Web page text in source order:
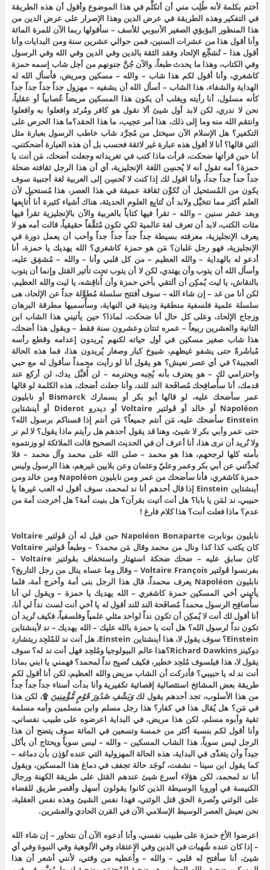
أختم بكلمة لأنه طُلِب مني أن أتكلَّم في هذا الموضوع وأقول أن هذه الطريقة
في التفكير وهذه الطريقة في عرض الدين وهذا الإصرار على عرض الدين من
هذا المنظور البؤبؤي الصغير الأنبوبي للأسف – سأقولها ربما الآن للمرة المائة
وأنا أقول هذا من عشرات السنين، فمن حوالي عشرين سنة ومن البدايات وأنا
أقول هذا – تُشجِّع الإلحاد وفقد الثقة بالدين وفي الدين وفي الله وفي الرسول
وفي الكتاب، وهذا ما يحدث طبعاً، والآن جُنَّ جنونهم من أجل شاب إسمه حمزة
كاشغري، وأنا أقول لكم هذا شاب – والله – مسكين ومريض، فأسأل الله له
الهداية والشفاء، هذا الشاب – أسأل الله أن يشفيه – مهزول جداً جداً جداً جداً
كأنه مسلول، أنا رأيته ويغلب أن يكون هذا المسكين مريضاً عُصابياً أو عقلياً،
نحن لا ندري، لكن لابد أول شيئ ألا نقول هو كافر ومُرتَد وافعلوا به وافعلوا
وانتقم الله منه وما إلى ذلك، هذا أمر عجيب، ما هذا الحقد؟ما هذا الحرص على
التكفير؟ هل الإسلام الآن سيختل من مُجرَّد شاب خاطب الرسول بعبارة مثل
التي قالها؟ أنا لا أقول هذه عبارة غير لائقة فحسب بل أن هذه العبارة أضحكتني،
أنا حين قرأتها ضحكت، قرأت ماذا كتب في تغريداته وجعلت أضحك، مَن أنت يا
حمزة؟ أمه تقول أنه لا يُحسِن اللغة الإنجليزية، أي أن هذا الرجل ثقافته ضحلة
جداً جداً جداً جداً، وأنا اقول لك إذا كنت لا تُحسِن إلى العربية لغة أجنبية سوف
يكون من المُستحيل أن تُكوِّن ثقافة عميقة في هذا العصر، هذا مُستحيل لأن
العلم أكثر مما تتخيَّل ولابد أن تُتابِع العلوم الحديثة، هناك أشياء كثيرة أنا أُتابِعها
وبعد عشر سنين – والله – تقرأ فيها كتاباً بالعربية والآن بالإنجليزية تقرأ فيها
مئات الكتب، لابد أن تعرف لغة عالمية لكي تكون مُثقَّفاً حقيقياً، قالت أمه هو لا
يعرف الإنجليزية، معرفته بسيطة جداً جداً جداً جداً وأحب أن يعمل دورة في
الإنجليزية، فهو رجل غلبان؟ مَن هو حمزة كاشغري؟ الله يهديك يا حمزة، أنا
أدعو له بالهداية – والله العظيم – من كل قلبي وأنا – والله – مُشفِق عليه،
وأسأل الله أن يتوب وأن يهتدي، لكن لا أن يتوب تحت تأثير القتل وإنما أن يتوب
بالنقاش، يا ليت يُمكِن أن ألتقي بأخي حمزة وأن أُناقِشه، يا ليت والله العظيم،
لكن أنا من غد – إن شاء الله – سوف أفتتح سلسلة مُطوَّلة جداً عن الإلحاد، هى
سلسلة علمية فلسفية منطقية ودينية في النهاية، وسأُسميها مطرقة البرهان
وزجاج الإلحاد، وعلى كل حال أنا ضحكت، لماذا؟ حين يأتيني هذا الشاب ابن
الثانية والعشرين ربيعاً – عمره ثنتان وعشرون سنة فقط – ويقول هذا أضحك،
هذا شاب صغير مسكين في أول حياته لكنهم يُريدون إعدامه وقطع رأسه
مُباشَرةً حتى يشفو غيظهم، شيوخ كبار وصغار يُريدون هذا، فما هذه الحالة
العجيبة؟ في أي عصر نعيش؟ هو يقول أنا لو رأيت محمداً سأقول له مع حبي
واحترامي لك – هو يعترف بأنه يُحِبه ويحترمه – لن أُقبِّل يدك، لن أركع عند
قدمك، أنا سأُصافِحك مُصافَحة الند للند، وأنا جعلت أضحك، هذه الكلمة لو قالها
عمر سأضحك عليه، لو قالها أبو بكر أو بسمارك Bismarck أو نابليون
Napoléon أو خالد أو ڤولتير Voltaire أو ديدرو Diderot أو أينشتاين
Einstein سأضحك عليه، مَن أنتم جميعاً؟ مَن أنتم إذا قسناكم برسول الله؟
حتى عمر وأبي بكر لا شيئ، وهنا قد يقول أحدهم هل رأيتم ماذا يقول؟ لا لم نر
ولا نُريد أن نرى هذا، أنا أعرف أن في الحديث الصحيح قالت الملائكة لو وزنتموه
بأمته كلها لرجحهم، هذا هو محمد – صلى الله على محمد وآل محمد – فلا
تُحدِّثني عن أبي بكر وعمر وعليّ وعثمان وعن بلايين غيرهم، هذا الرسول وليس
حمزة كاشغري، فأنا سأضحك من عمر ومن نابليون Napoléon ومن خالد ومن
أينشتاين Einstein إذا قال أحدهم أنا ند لمحمد، سوف أقول له العب غيرها يا
حبيبي، ند لمَن يا بابا؟ هل أنت أتيت بقرآن؟ هل بنيت أمة؟ هل أخرجت أمة من
عدم؟ ماذا فعلت أنت؟ هذا كلام فارغ !
نابليون بونابرت Napoléon Bonaparte حين قيل له أن ڤولتير Voltaire
كان يكتب كذا كذا ونال من محمد وقال مَن محمد؟ – وطبعاً ڤولتير Voltaire
كان سابق عليه – ضحك ضحكة استهتار واستخفاف بڤولتير Voltaire –
بفرنسوا ڤولتير Voltaire François – وقال وما عساه ينال من رجل التاريخ؟
نابليون Napoléon يعرف محمداً، قال هذا الرجل بنى أمة وأخرج أمة، فلما
يأتيني أخي المسكين حمزة كاشغري – الله يهديك يا حمزة – ويقول لي أنا
سأُصافِح الرسول محمداً مُصافَحة الند للند أقول له يا أخي أنت لست نداً لي أنا،
أنا أقول لك أنت لا يُمكِن أن تكون نداً لواحد مثلي علمياً وفلسفياً، فكيف تُريد أن
تكون نداً لرسول الله؟ هل أنت يا حمزة بالله عليك – الله يهديك – ند لأينشتاين
Einstein؟ سوف يقول لا، هذا أينشتاين Einstein، هل أنت ند للمُلحِد ريتشارد
دوكينز Richard Dawkins؟هذا عالم البيولوجيا ومُلحِد فهل أنت ند له؟ سوف
يقول لا، هذا فيلسوف مُلحِد خطير، فكيف تُصبِح نداً لمحمد؟ فهمني يا ابني بماذا
أنت ند له يا حبيبي؟ فأدركت أن الشاب مريض والله العظيم، لكن أنا أقول لكم
طريقة بعض المشائخ استئصالية إقصائية تكفيرية وأنا بدأت أستاء جداً جداً جداً
من هذا الأسلوب، تجد أحدهم يقول لكوَيَشْفِ صُدُورَ قَوْمٍ مُّؤْمِنِينَ ۩، لكن هذا
في مَن؟ هل يُقال هذا في كفار؟ هذا رجل مسلم وابن مسلمين وأمه مسلمة
تقية وأبوه مسلم، لكن هذا مريض، في البداية اعرضوه على طبيب نفساني،
وأنا أقول لكم بنسبة أكثر من خمسة وتسعين في المائة سوف يتضح أن هذا
الرجل ليس سوياً، هذا الشاب المسكين – والله – ليس سوياً ويحتاج أن يأكل
جيداً وأن يتغذّى في البداية، هذه الحالة المهزولية التي عنده تُؤذِن بأن دماغه –
كما يقول ابن سينا – نشفت، تُوجَد حالة تجفف في دماغ هذا المسكين، ويقول
أنا ند لمحمد، لكن هؤلاء أسرع شيئ عندهم القتل على طريقة الكهنة ورجال
الكنيسة في أوروبا الوسيطة الذين كانوا يقولون أسهل وأقصر طريق للقضاء
على الوثني ونُصرة الحق قتل الوثني، فهذا نفس الشيئ وهذه نفس العقلية،
نحن نعيش العصر الوسيط الإسلامي الآن في القرن الحادي والعشرين.
اعرضوا الأخ حمزة على طبيب نفسي، وأنا أدعوه الآن أن نتحاور – إن شاء الله
– إذا كان عنده شُهبات في الدين وفي الاعتقاد وفي الألوهية وفي النبوة وفي أي
شيئ، أنا سأفتح له قلبي – والله – وأُعطيه من وقتي، لأنني أشعر أن هذا